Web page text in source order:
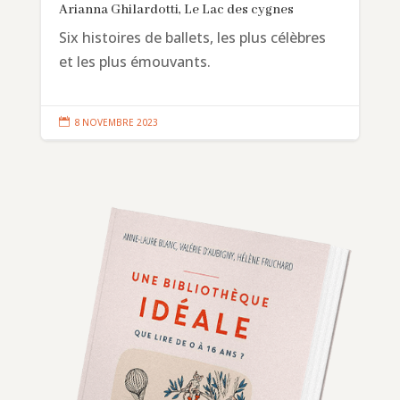
Arianna Ghilardotti, Le Lac des cygnes
Six histoires de ballets, les plus célèbres
et les plus émouvants.
 8 NOVEMBRE 2023